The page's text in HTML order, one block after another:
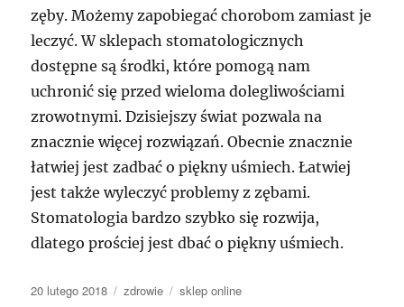
zęby. Możemy zapobiegać chorobom zamiast je
leczyć. W sklepach stomatologicznych
dostępne są środki, które pomogą nam
uchronić się przed wieloma dolegliwościami
zrowotnymi. Dzisiejszy świat pozwala na
znacznie więcej rozwiązań. Obecnie znacznie
łatwiej jest zadbać o piękny uśmiech. Łatwiej
jest także wyleczyć problemy z zębami.
Stomatologia bardzo szybko się rozwija,
dlatego prościej jest dbać o piękny uśmiech.
Data
20 lutego 2018 Kategorie
zdrowie Tagi
sklep online